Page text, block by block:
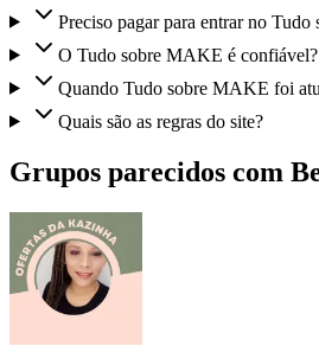
Preciso pagar para entrar no
O Tudo sobre MAKE é confiável?
Quando Tudo sobre MAKE foi
Quais são as regras do site?
Grupos parecidos com